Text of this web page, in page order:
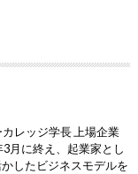
レッジ学長 上場企業
月に終え、起業家とし
したビジネスモデルを